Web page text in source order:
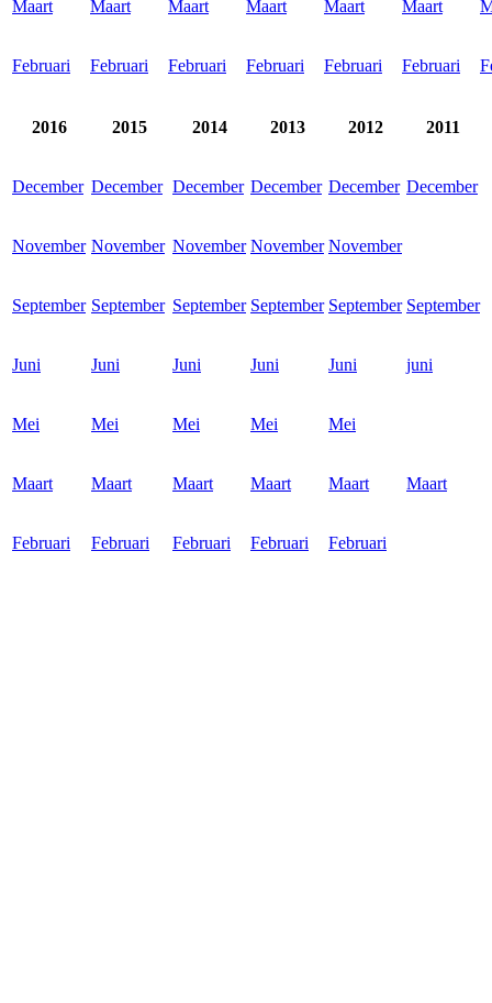
Maart Maart Maart Maart Maart Maart
Februari Februari Februari Februari Februari Februari
2016 2015 2014 2013 2012 2011
December December December December December December
November November November November November
September September September September September September
Juni Juni Juni Juni Juni juni
Mei Mei Mei Mei Mei
Maart Maart Maart Maart Maart Maart
Februari Februari Februari Februari Februari